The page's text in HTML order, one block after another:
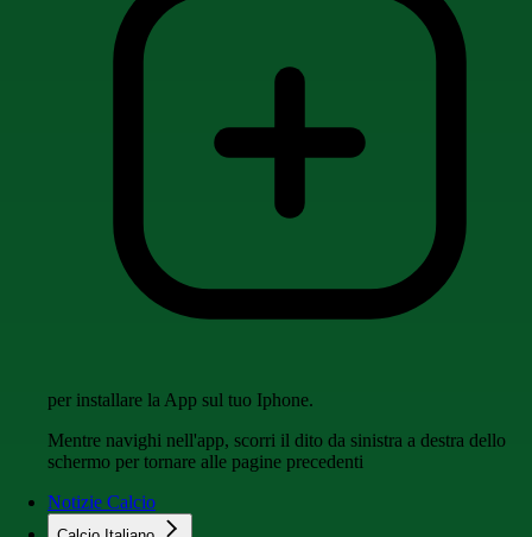
per installare la App sul tuo Iphone.
Mentre navighi nell'app, scorri il dito da sinistra a destra dello
schermo per tornare alle pagine precedenti
Notizie Calcio